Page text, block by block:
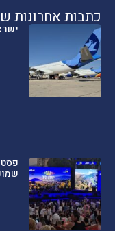
כתבות אחרונות